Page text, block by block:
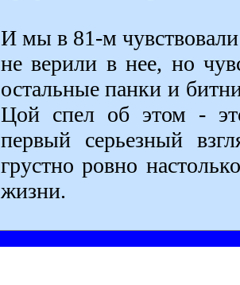
И мы в 81-м
не верили в нее, но
остальные панки и
Цой спел об этом -
первый серьезный
грустно ровно
жизни.